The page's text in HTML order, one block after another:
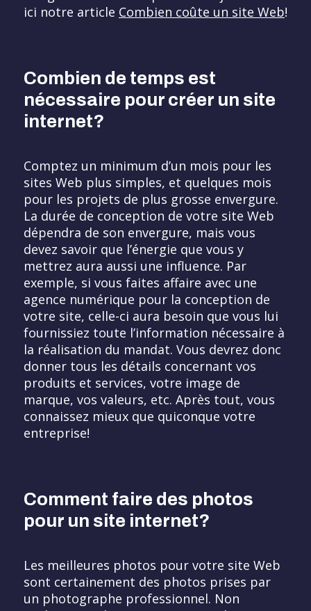
ici notre article Combien coûte un site Web!
Combien de temps est
nécessaire pour créer un site
internet?
Comptez un minimum d’un mois pour les
sites Web plus simples, et quelques mois
pour les projets de plus grosse envergure.
La durée de conception de votre site Web
dépendra de son envergure, mais vous
devez savoir que l’énergie que vous y
mettrez aura aussi une influence. Par
exemple, si vous faites affaire avec une
agence numérique pour la conception de
votre site, celle-ci aura besoin que vous lui
fournissiez toute l’information nécessaire à
la réalisation du mandat. Vous devrez donc
donner tous les détails concernant vos
produits et services, votre image de
marque, vos valeurs, etc. Après tout, vous
connaissez mieux que quiconque votre
entreprise!
Comment faire des photos
pour un site internet?
Les meilleures photos pour votre site Web
sont certainement des photos prises par
un photographe professionnel. Non